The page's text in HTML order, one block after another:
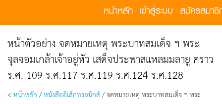
หน้าตัวอย่าง จดหมายเหตุ พระบาทสมเด็จ ฯ พระ
จุลจอมเกล้าเจ้าอยู่หัว เสด็จประพาสแหลมมลายู คราว
ร.ศ. 109 ร.ศ.117 ร.ศ.119 ร.ศ.124 ร.ศ.128
<หน้าหลัก /หนังสืออิเล็กทรอนิกส์/ จดหมายเหตุ พระบาทสมเด็จ ฯ พระ